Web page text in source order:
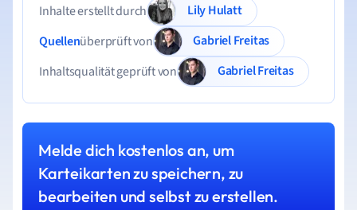
Inhalte erstellt durch
Lily Hulatt
Quellenüberprüft von
Gabriel Freitas
Inhaltsqualität geprüft von
Gabriel Freitas
Melde dich kostenlos an, um
Karteikarten zu speichern, zu
bearbeiten und selbst zu erstellen.